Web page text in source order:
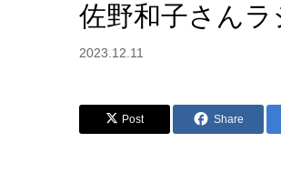
佐野和子さんラ
2023.12.11
Post Share